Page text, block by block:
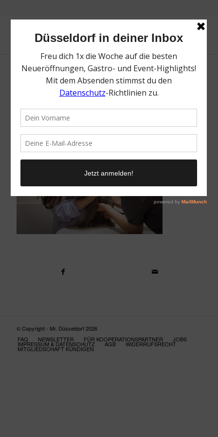
filu Tierarzt | Magazin | Mr. Düsseldorf | Foto:
© Copyright - Mr. Düsseldorf 2026
FAQ
NEWSLETTER FÜR KOOPERATIONSPARTNER JOBS
IMPRESSUM & DATENSCHUTZ AGB WIDERRUFSRECHT
MITGLIEDSCHAFT KÜNDIGEN